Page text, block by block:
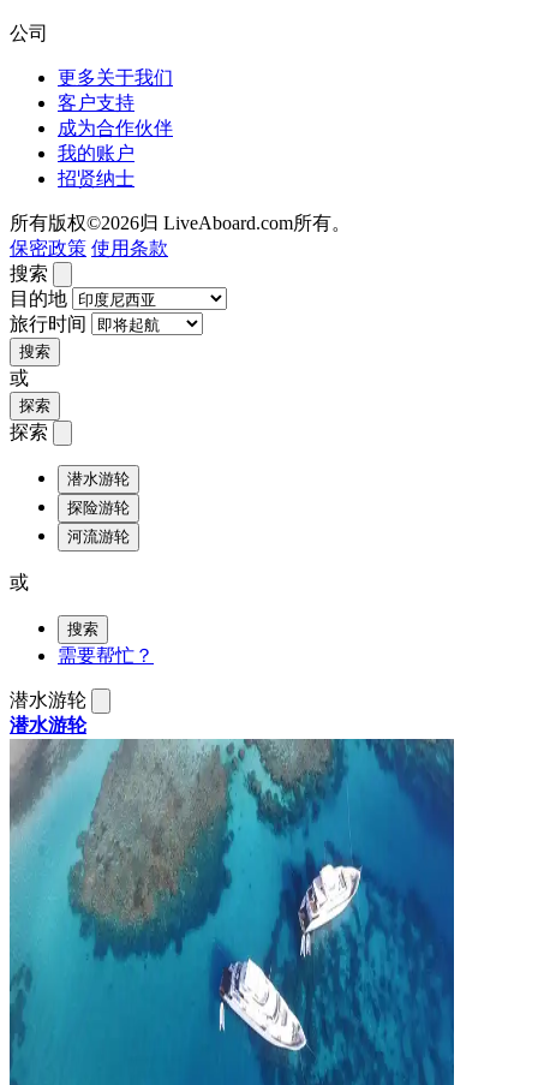
公司
更多关于我们
客户支持
成为合作伙伴
我的账户
招贤纳士
所有版权©2026归 LiveAboard.com所有。
保密政策 使用条款
搜索
目的地
旅行时间
搜索
或
探索
探索
潜水游轮
探险游轮
河流游轮
或
搜索
需要帮忙？
潜水游轮
潜水游轮